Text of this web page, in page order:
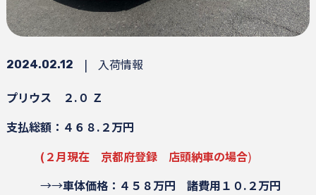
2024.02.12 |
入荷情報
プリウス ２.０ Ｚ
支払総額：４６８.２万円
(２月現在 京都府登録 店頭納車の場合)
→→車体価格：４５８万円
諸費用１０.２万円